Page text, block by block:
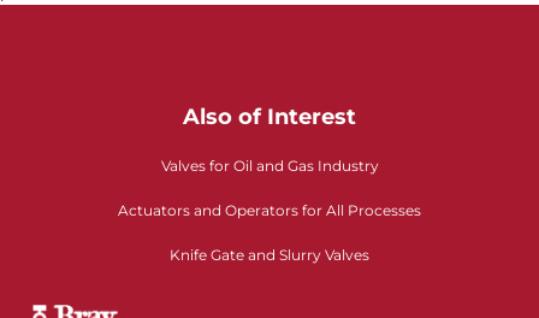
Also of Interest
Valves for Oil and Gas Industry
Actuators and Operators for All Processes
Knife Gate and Slurry Valves